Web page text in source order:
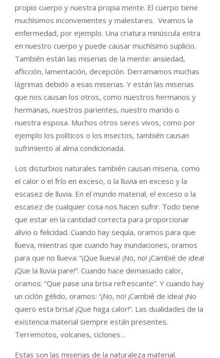
propio cuerpo y nuestra propia mente. El cuerpo tiene
muchísimos inconvenientes y malestares. Veamos la
enfermedad, por ejemplo. Una criatura minúscula entra
en nuestro cuerpo y puede causar muchísimo suplicio.
También están las miserias de la mente: ansiedad,
aflicción, lamentación, decepción. Derramamos muchas
lágrimas debido a esas miserias. Y están las miserias
que nos causan los otros, como nuestros hermanos y
hermanas, nuestros parientes, nuestro marido o
nuestra esposa. Muchos otros seres vivos, como por
ejemplo los políticos o los insectos, también causan
sufrimiento al alma condicionada.
Los disturbios naturales también causan miseria, como
el calor o el frío en exceso, o la lluvia en exceso y la
escasez de lluvia. En el mundo material, el exceso o la
escasez de cualquier cosa nos hacen sufrir. Todo tiene
que estar en la cantidad correcta para proporcionar
alivio o felicidad. Cuando hay sequía, oramos para que
llueva, mientras que cuando hay inundaciones, oramos
para que no llueva: “¡Que llueva! ¡No, no! ¡Cambié de idea!
¡Que la lluvia pare!”. Cuando hace demasiado calor,
oramos: “Que pase una brisa refrescante”. Y cuando hay
un ciclón gélido, oramos: “¡No, no! ¡Cambié de idea! ¡No
quiero esta brisa! ¡Que haga calor!”. Las dualidades de la
existencia material siempre están presentes.
Terremotos, volcanes, ciclones…
Estas son las miserias de la naturaleza material.